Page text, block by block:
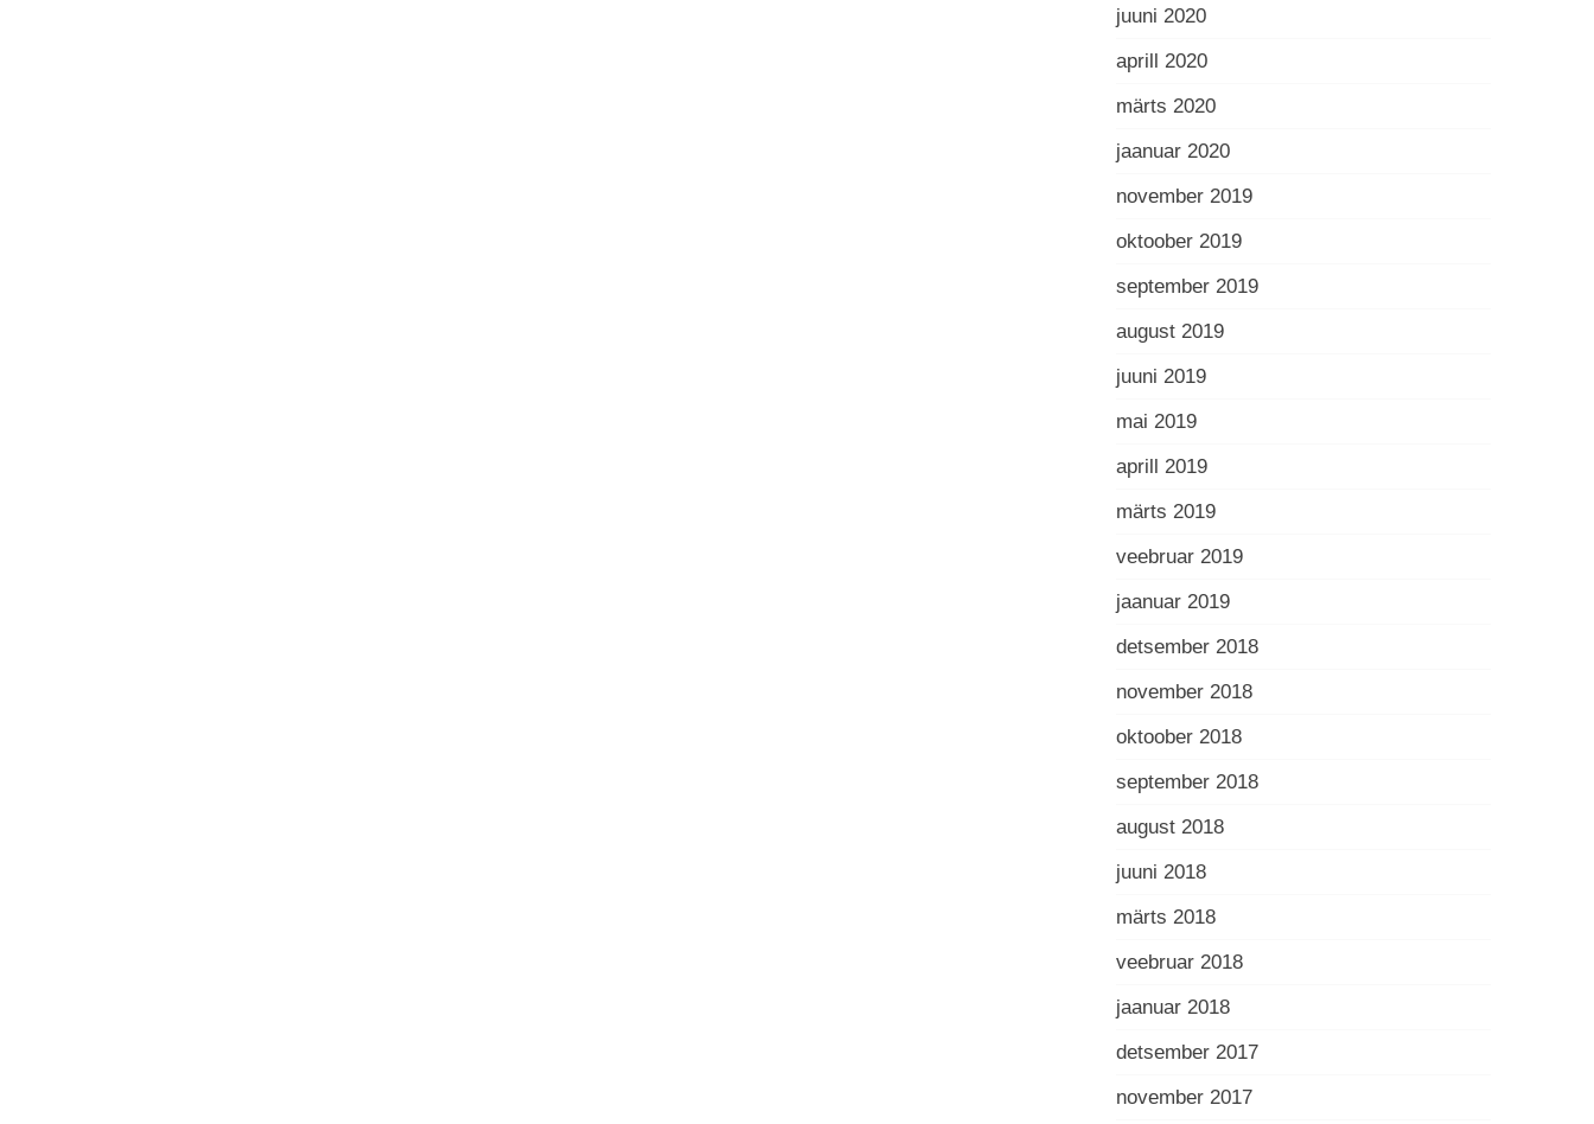
juuni 2020
aprill 2020
märts 2020
jaanuar 2020
november 2019
oktoober 2019
september 2019
august 2019
juuni 2019
mai 2019
aprill 2019
märts 2019
veebruar 2019
jaanuar 2019
detsember 2018
november 2018
oktoober 2018
september 2018
august 2018
juuni 2018
märts 2018
veebruar 2018
jaanuar 2018
detsember 2017
november 2017